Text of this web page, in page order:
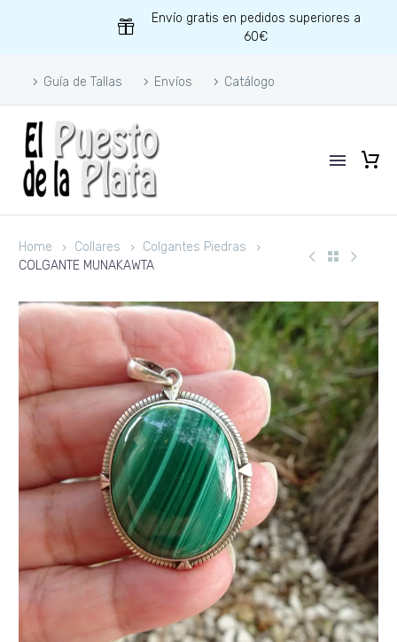
Envío gratis en pedidos superiores a
60€
Guía de Tallas Envíos Catálogo
Home Collares
Colgantes Piedras
COLGANTE MUNAKAWTA